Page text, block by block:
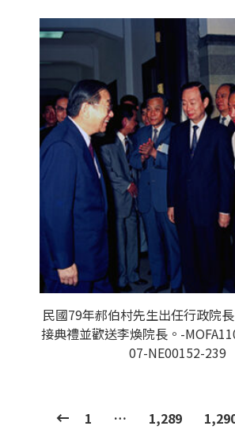
民國79年郝伯村先生出任行政院
接典禮並歡送李煥院長。-
07-NE00152-239
1 … 1,289